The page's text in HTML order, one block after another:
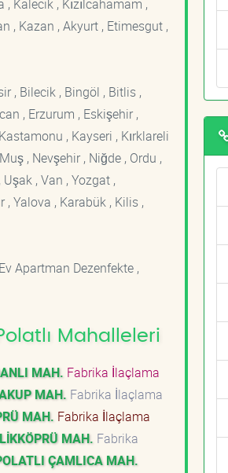
Kalecik , Kızılcahamam ,
, Kazan , Akyurt , Etimesgut ,
, Bilecik , Bingöl , Bitlis ,
, Erzurum , Eskişehir ,
, Kayseri , Kırklareli
, Nevşehir , Niğde , Ordu ,
, Van , Yozgat ,
, Yalova , Karabük , Kilis ,
Apartman Dezenfekte ,
Mahalleleri
MAH. Fabrika İlaçlama
MAH. Fabrika İlaçlama
MAH. Fabrika İlaçlama
MAH. Fabrika
ÇAMLICA MAH.